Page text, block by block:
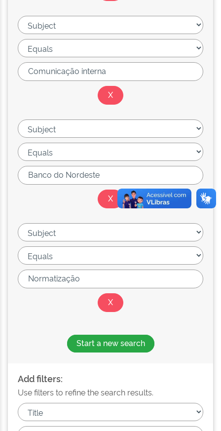
Start a new search
Add filters:
Use filters to refine the search results.